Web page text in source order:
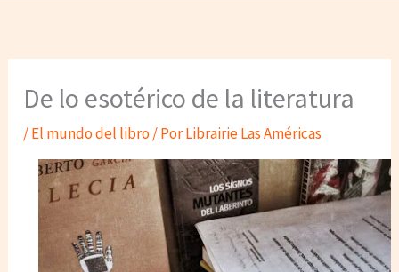
De lo esotérico de la literatura
/El mundo del libro/ PorLibrairie Las Américas